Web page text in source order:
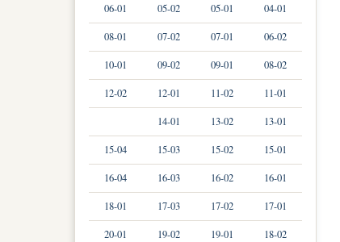
04-01
05-01
05-02
06-01
06-02
07-01
07-02
08-01
08-02
09-01
09-02
10-01
11-01
11-02
12-01
12-02
13-01
13-02
14-01
15-01
15-02
15-03
15-04
16-01
16-02
16-03
16-04
17-01
17-02
17-03
18-01
18-02
19-01
19-02
20-01